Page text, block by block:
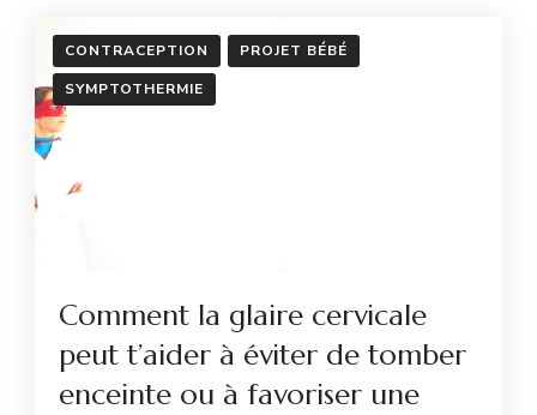
CONTRACEPTION
PROJET BÉBÉ
SYMPTOTHERMIE
Comment la glaire cervicale
peut t’aider à éviter de tomber
enceinte ou à favoriser une